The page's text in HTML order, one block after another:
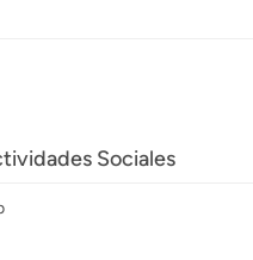
Sociales